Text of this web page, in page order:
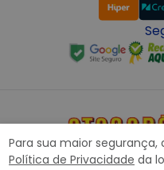
Para sua maior segurança,
Política de Privacidade da
Copyright © 2022